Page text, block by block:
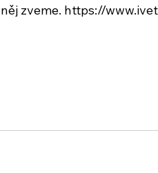
zveme. https://